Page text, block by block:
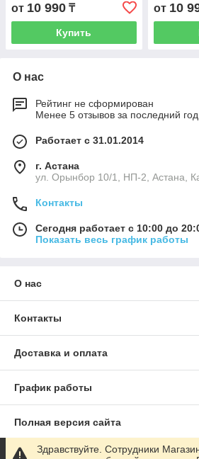
водостойкая наклейка.
Скотч.
от 10 990 ₸
Купить
от 10
О нас
Рейтинг не сформирован
Менее 5 отзывов за последний год
Работает с 31.01.2014
г. Астана
ул. Орынбор 10/1, НП-2, Астана,
Контакты
Сегодня работает с 10:00 до
Показать весь график работы
О нас
Контакты
Доставка и оплата
График работы
Полная версия сайта
Здравствуйте. Сотрудники